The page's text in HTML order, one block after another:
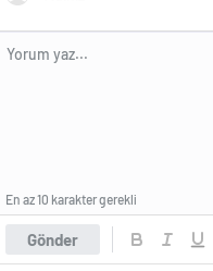
Gönder
En az 10 karakter gerekli